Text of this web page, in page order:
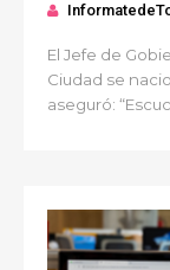
El Jefe de
Ciudad se
aseguró: